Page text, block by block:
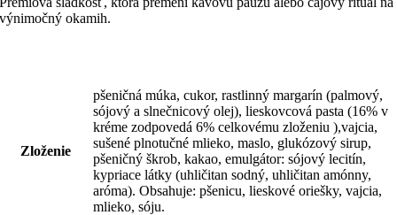
výnimočný okamih.
Zloženie
pšeničná múka, cukor, rastlinný margarín (palmový,
sójový a slnečnicový olej), lieskovcová pasta (16% v
kréme zodpovedá 6% celkovému zloženiu ),vajcia,
sušené plnotučné mlieko, maslo, glukózový sirup,
pšeničný škrob, kakao, emulgátor: sójový lecitín,
kypriace látky (uhličitan sodný, uhličitan amónny,
aróma). Obsahuje: pšenicu, lieskové oriešky, vajcia,
mlieko, sóju.